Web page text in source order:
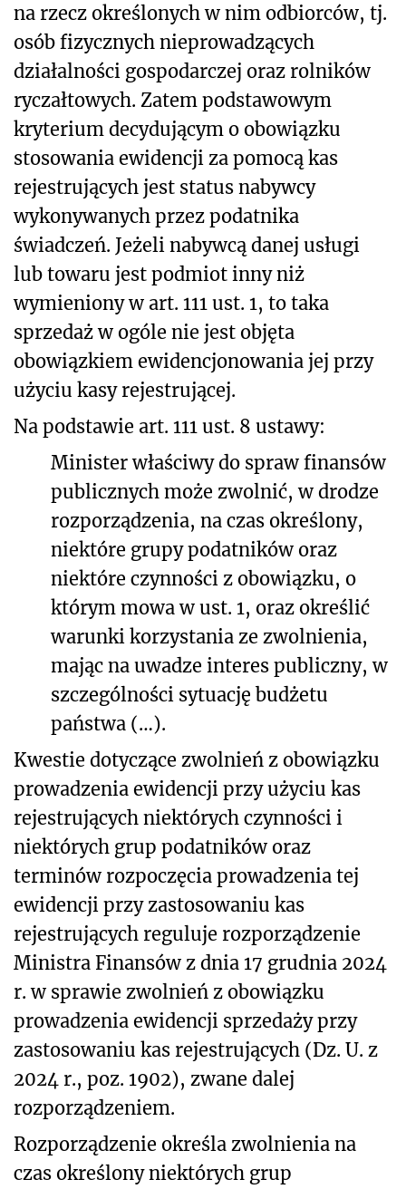
na rzecz określonych w nim odbiorców, tj.
osób fizycznych nieprowadzących
działalności gospodarczej oraz rolników
ryczałtowych. Zatem podstawowym
kryterium decydującym o obowiązku
stosowania ewidencji za pomocą kas
rejestrujących jest status nabywcy
wykonywanych przez podatnika
świadczeń. Jeżeli nabywcą danej usługi
lub towaru jest podmiot inny niż
wymieniony w art. 111 ust. 1, to taka
sprzedaż w ogóle nie jest objęta
obowiązkiem ewidencjonowania jej przy
użyciu kasy rejestrującej.
Na podstawie art. 111 ust. 8 ustawy:
Minister właściwy do spraw finansów
publicznych może zwolnić, w drodze
rozporządzenia, na czas określony,
niektóre grupy podatników oraz
niektóre czynności z obowiązku, o
którym mowa w ust. 1, oraz określić
warunki korzystania ze zwolnienia,
mając na uwadze interes publiczny, w
szczególności sytuację budżetu
państwa (…).
Kwestie dotyczące zwolnień z obowiązku
prowadzenia ewidencji przy użyciu kas
rejestrujących niektórych czynności i
niektórych grup podatników oraz
terminów rozpoczęcia prowadzenia tej
ewidencji przy zastosowaniu kas
rejestrujących reguluje rozporządzenie
Ministra Finansów z dnia 17 grudnia 2024
r. w sprawie zwolnień z obowiązku
prowadzenia ewidencji sprzedaży przy
zastosowaniu kas rejestrujących (Dz. U. z
2024 r., poz. 1902), zwane dalej
rozporządzeniem.
Rozporządzenie określa zwolnienia na
czas określony niektórych grup